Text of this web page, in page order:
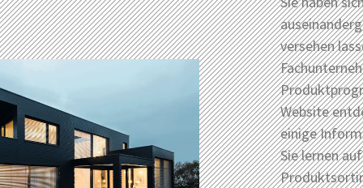
versehen
Website
einige
Sie lernen